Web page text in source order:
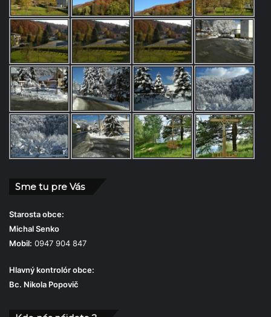
Sme tu pre Vás
Starosta obce:
Michal Senko
Mobil: 0947 904 847
Hlavný kontrolór obce:
Bc. Nikola Popovič